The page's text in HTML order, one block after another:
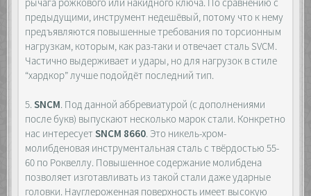
предыдущими, инструмент недешёвый, потому что к нему
предъявляются повышенные требования по торсионным
нагрузкам, которым, как раз-таки и отвечает сталь SVCM.
Частично выдерживает и удары, но для нагрузок в стиле
“хардкор” лучше подойдёт последний тип.
5.SNCM. Под данной аббревиатурой (с дополнениями
после букв) выпускают несколько марок стали. Конкретно
нас интересуетSNCM 8660. Это никель-хром-
молибденовая инструментальная сталь с твёрдостью 55-
60 по Роквеллу. Повышенное содержание молибдена
позволяет изготавливать из такой стали даже ударные
головки. Науглероженная поверхность имеет высокую